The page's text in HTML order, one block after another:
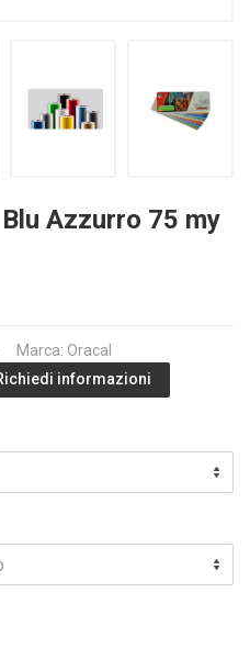
Azzurro 75 my
Marca: Oracal
informazioni